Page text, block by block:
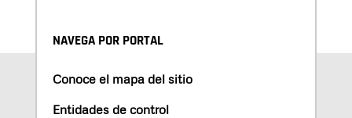
NAVEGA POR PORTAL
Conoce el mapa del sitio
Entidades de control